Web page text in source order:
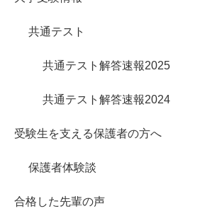
共通テスト
共通テスト解答速報2025
共通テスト解答速報2024
受験生を支える保護者の方へ
保護者体験談
合格した先輩の声